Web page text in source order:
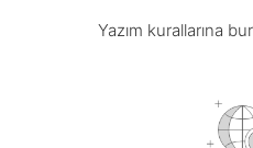
Yazım kurallarına